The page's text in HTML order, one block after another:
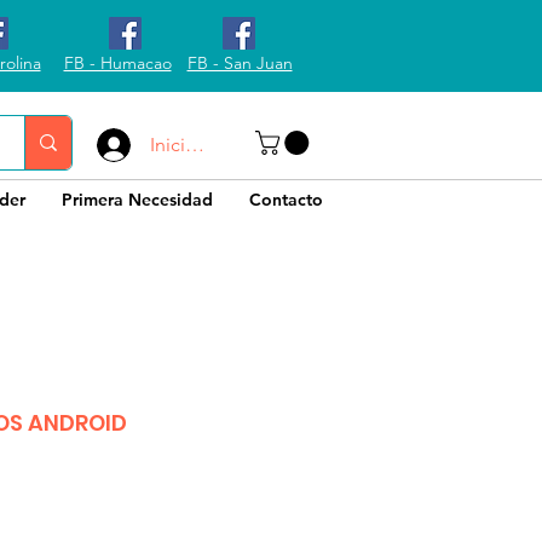
FB - Humacao FB - San Juan
Iniciar sesión
Primera Necesidad Contacto
ANDROID